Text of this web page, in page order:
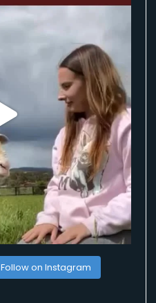
Follow on Instagram